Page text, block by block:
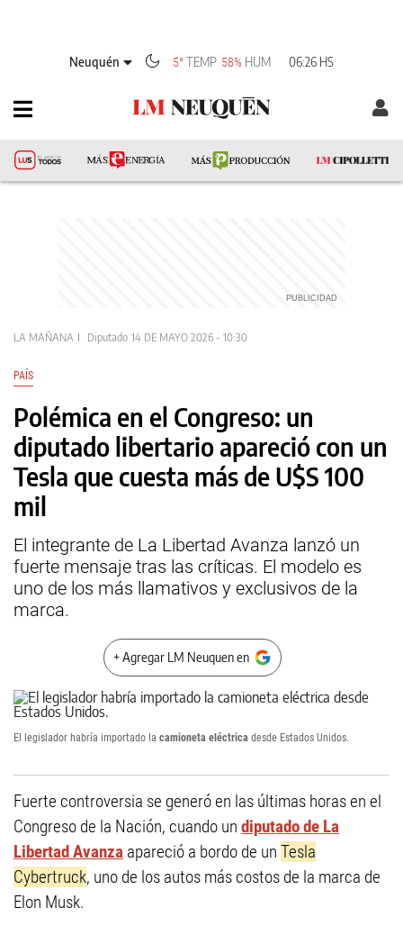
Neuquén 5°TEMP 58% HUM 06:26 HS
LA MAÑANA Diputado 14 DE MAYO 2026 - 10:30
PAÍS
Polémica en el Congreso: un
diputado libertario apareció con un
Tesla que cuesta más de U$S 100
mil
El integrante de La Libertad Avanza lanzó un
fuerte mensaje tras las críticas. El modelo es
uno de los más llamativos y exclusivos de la
marca.
+ Agregar LM Neuquen en
El legislador habría importado la camioneta eléctrica desde Estados Unidos.
Fuerte controversia se generó en las últimas horas en el
Congreso de la Nación, cuando un diputado de La
Libertad Avanza apareció a bordo de un Tesla
Cybertruck, uno de los autos más costos de la marca de
Elon Musk.